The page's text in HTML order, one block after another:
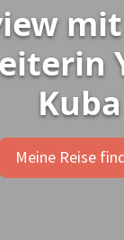
Kuba
Meine Reise